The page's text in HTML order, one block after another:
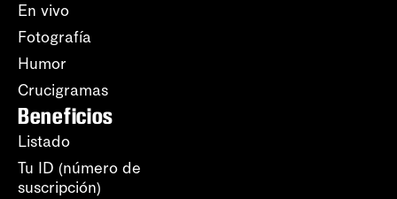
En vivo
Fotografía
Humor
Crucigramas
Beneficios
Listado
Tu ID (número de
suscripción)